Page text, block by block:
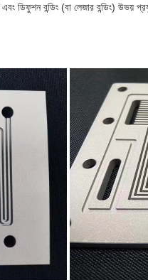
এবং ডিফুশন বন্ডিং (বা লেজার বন্ডিং)